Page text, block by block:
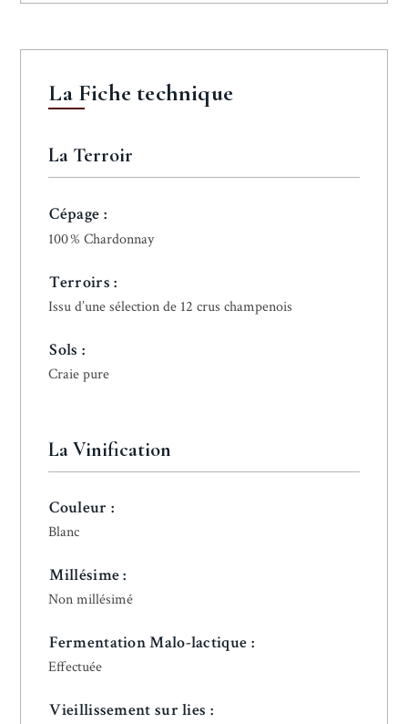
La Fiche technique
La Terroir
Cépage :
100 % Chardonnay
Terroirs :
Issu d’une sélection de 12 crus champenois
Sols :
Craie pure
La Vinification
Couleur :
Blanc
Millésime :
Non millésimé
Fermentation Malo-lactique :
Effectuée
Vieillissement sur lies :